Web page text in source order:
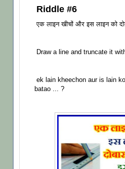
Riddle #6
एक लाइन खीचों और इस लाइन को
Draw a line and truncate it
ek lain kheechon aur is lain
batao ... ?